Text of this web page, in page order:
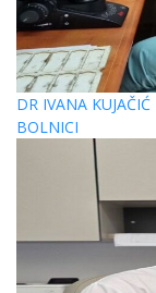
DR IVANA
BOLNICI